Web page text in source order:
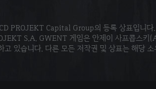
PROJEKT Capital Group의 등록 상표입니
S.A. GWENT 게임은 안제이 사프콥스키
있습니다. 다른 모든 저작권 및 상표는 해당